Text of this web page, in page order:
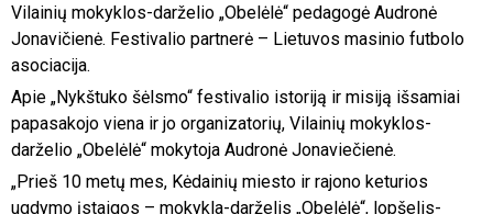
Vilainių mokyklos-darželio „Obelėlė“ pedagogė Audronė
Jonavičienė. Festivalio partnerė – Lietuvos masinio futbolo
asociacija.
Apie „Nykštuko šėlsmo“ festivalio istoriją ir misiją išsamiai
papasakojo viena ir jo organizatorių, Vilainių mokyklos-
darželio „Obelėlė“ mokytoja Audronė Jonaviečienė.
„Prieš 10 metų mes, Kėdainių miesto ir rajono keturios
ugdymo įstaigos – mokykla-darželis „Obelėlė“, lopšelis-